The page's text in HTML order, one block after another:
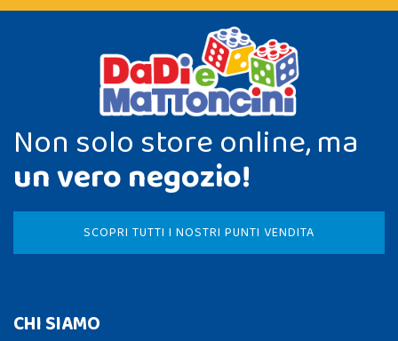
Non solo store online, ma
un vero negozio!
SCOPRI TUTTI I NOSTRI PUNTI VENDITA
CHI SIAMO